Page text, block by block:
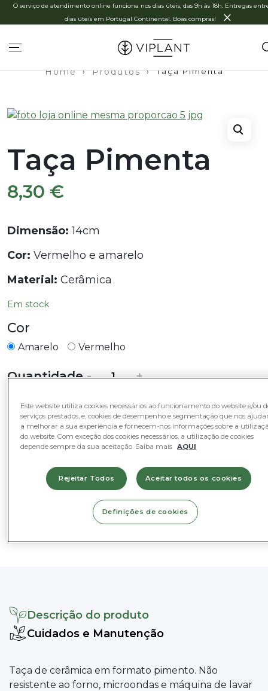
O serviço de atendimento online funciona nos dias úteis, das 9h às 18h. Entregas
dias úteis em Portugal Continental. Boas compras!
×
Home › Produtos › Taça Pimenta
Taça Pimenta
8,30 €
Dimensão: 14cm
Cor: Vermelho e amarelo
Material: Cerâmica
Em stock
Cor
Amarelo Vermelho
Quantidade
Quantidade
Taça
Pimenta
- +
Adicionar ao Cesto
Decoração e Complementos
Descrição do produto
Cuidados e Manutenção
Taça de cerâmica em formato pimento. Não
resistente ao forno, microondas e máquina de lavar
Este website utiliza cookies necessários ao funcionamento do website e/ou
serviços prestados, e, cookies de desempenho e segmentação que nos
a melhorar a sua experiência e fornecem-nos informações sobre a
do website. Com exceção dos cookies necessários, a utilização de cookies
depende sempre da sua aceitação. Saiba mais
AQUI
Rejeitar Todos Aceitar todos os cookies
Definições de cookies